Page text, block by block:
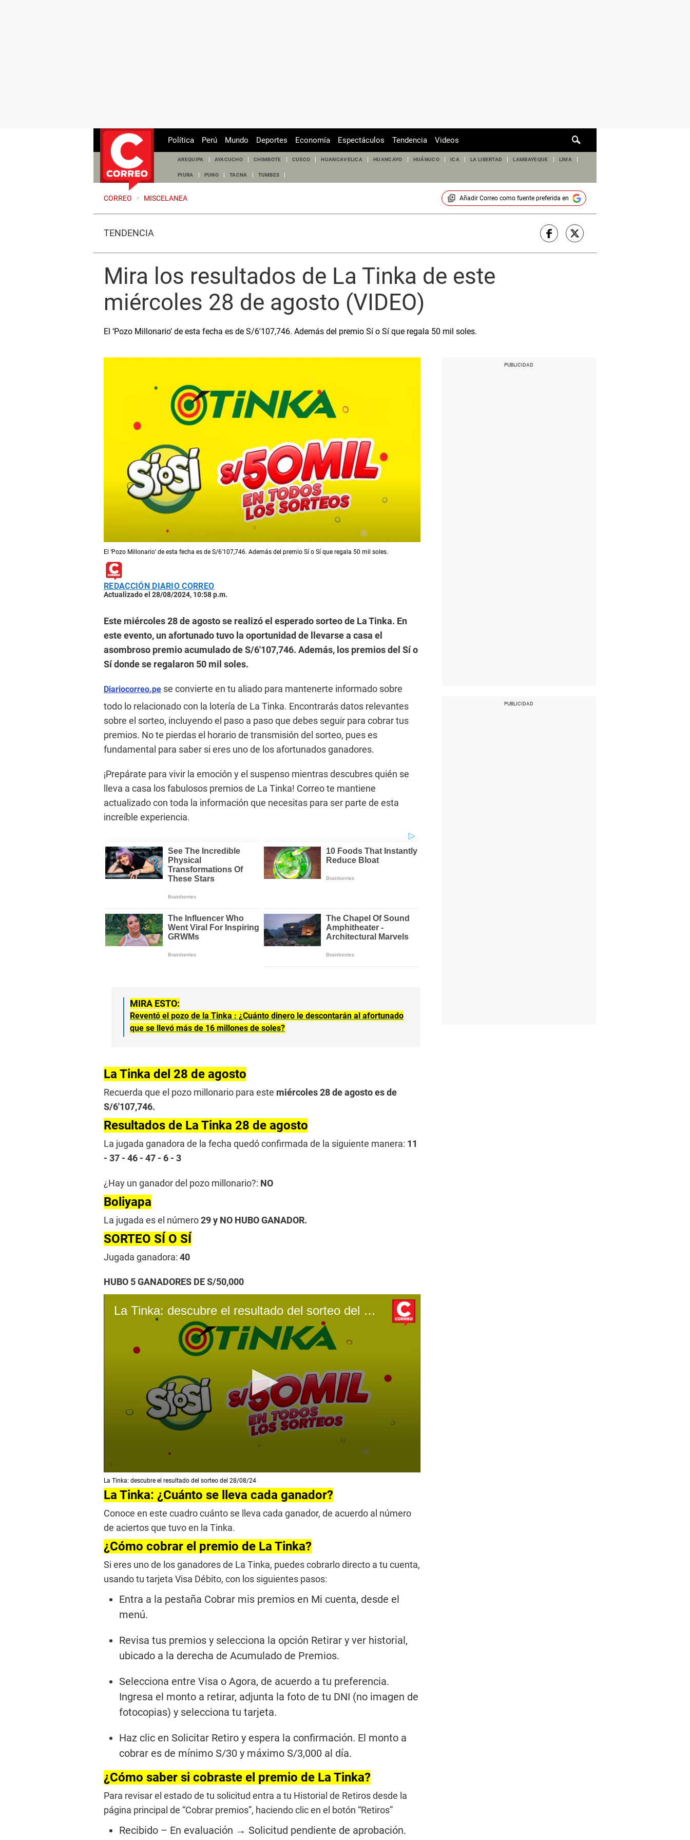
de
Política Perú Mundo Deportes Economía Espectáculos Tendencia Videos
AREQUIPA AYACUCHO CHIMBOTE CUSCO HUANCAVELICA HUANCAYO HUÁNUCO ICA LA LIBERTAD LAMBAYEQUE LIMA
PIURA PUNO TACNA TUMBES
CORREO > MISCELANEA Añadir Correocomo fuente preferida en
TENDENCIA
Mira los resultados de La Tinka de este
miércoles 28 de agosto (VIDEO)
El ‘Pozo Millonario’ de esta fecha es de S/6′107,746. Además del premio Sí o Sí que regala 50 mil soles.
El ‘Pozo Millonario’ de esta fecha es de S/6′107,746. Además del premio Sí o Sí que regala 50 mil soles.
REDACCIÓN DIARIO CORREO
Actualizado el 28/08/2024, 10:58 p.m.
Este miércoles 28 de agosto se realizó el esperado sorteo de La Tinka. En
este evento, un afortunado tuvo la oportunidad de llevarse a casa el
asombroso premio acumulado de S/6′107,746. Además, los premios del Sí o
Sí donde se regalaron 50 mil soles.
Diariocorreo.pe se convierte en tu aliado para mantenerte informado sobre
todo lo relacionado con la lotería de La Tinka. Encontrarás datos relevantes
sobre el sorteo, incluyendo el paso a paso que debes seguir para cobrar tus
premios. No te pierdas el horario de transmisión del sorteo, pues es
fundamental para saber si eres uno de los afortunados ganadores.
¡Prepárate para vivir la emoción y el suspenso mientras descubres quién se
lleva a casa los fabulosos premios de La Tinka! Correo te mantiene
actualizado con toda la información que necesitas para ser parte de esta
increíble experiencia.
MIRA ESTO:
Reventó el pozo de la Tinka : ¿Cuánto dinero le descontarán al afortunado
que se llevó más de 16 millones de soles?
La Tinka del 28 de agosto
Recuerda que el pozo millonario para este miércoles 28 de agosto es de
S/6′107,746.
Resultados de La Tinka 28 de agosto
La jugada ganadora de la fecha quedó confirmada de la siguiente manera: 11
- 37 - 46 - 47 - 6 - 3
¿Hay un ganador del pozo millonario?: NO
Boliyapa
La jugada es el número29 y NO HUBO GANADOR.
SORTEO SÍ O SÍ
Jugada ganadora: 40
HUBO 5 GANADORES DE S/50,000
La Tinka: descubre el resultado del sorteo del 28/08/24
s
e
c
o
n
d
s
o
f
m
n
m
%
La Tinka: descubre el resultado del sorteo del 28/08/24
La Tinka: ¿Cuánto se lleva cada ganador?
Conoce en este cuadro cuánto se lleva cada ganador, de acuerdo al número
de aciertos que tuvo en la Tinka.
¿Cómo cobrar el premio de La Tinka?
Si eres uno de los ganadores de La Tinka, puedes cobrarlo directo a tu cuenta,
usando tu tarjeta Visa Débito, con los siguientes pasos:
Entra a la pestaña Cobrar mis premios en Mi cuenta, desde el
menú.
Revisa tus premios y selecciona la opción Retirar y ver historial,
ubicado a la derecha de Acumulado de Premios.
Selecciona entre Visa o Agora, de acuerdo a tu preferencia.
Ingresa el monto a retirar, adjunta la foto de tu DNI (no imagen de
fotocopias) y selecciona tu tarjeta.
Haz clic en Solicitar Retiro y espera la confirmación. El monto a
cobrar es de mínimo S/30 y máximo S/3,000 al día.
¿Cómo saber si cobraste el premio de La Tinka?
Para revisar el estado de tu solicitud entra a tu Historial de Retiros desde la
página principal de “Cobrar premios”, haciendo clic en el botón “Retiros”
Recibido – En evaluación → Solicitud pendiente de aprobación.